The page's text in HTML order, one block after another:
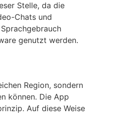
Stelle, da die
Chats und
genutzt werden.
Region, sondern
können. Die App
Auf diese Weise